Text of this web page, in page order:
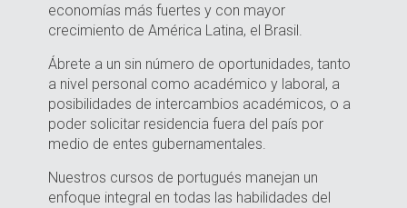
economías más fuertes y con mayor
crecimiento de América Latina, el Brasil.
Ábrete a un sin número de oportunidades, tanto
a nivel personal como académico y laboral, a
posibilidades de intercambios académicos, o a
poder solicitar residencia fuera del país por
medio de entes gubernamentales.
Nuestros cursos de portugués manejan un
enfoque integral en todas las habilidades del